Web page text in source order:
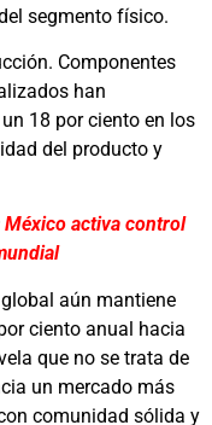
segmento físico.
Componentes
han
18 por ciento en los
del producto y
México activa control
aún mantiene
ciento anual hacia
que no se trata de
un mercado más
comunidad sólida y